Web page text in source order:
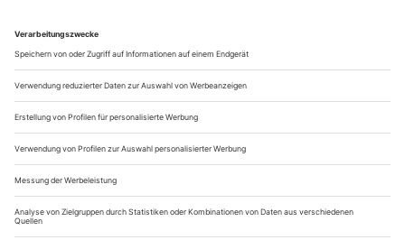
Durchschnittstyp in die Luft, bevor er sich einem Holzklotz
zuwendet und ihn so zum Bersten bringt, dass die Splitter ins
Publikum fliegen. Die Eingangsszene des ins Nichts
dreschenden...
Der Plattenbeat
Nis-Momme Stockmann «Das blaue, blaue Meer»
Es ist zum an die Wand springen. Da hat man mal einen
vernünftigen Selbstmordgedanken, aber kein brauchbares